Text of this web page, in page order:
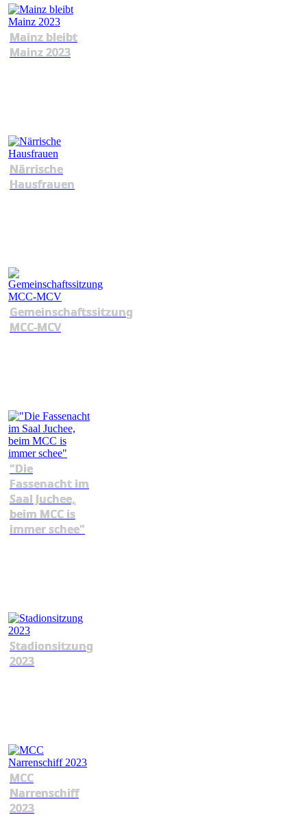
Mainz bleibt
Mainz 2023
Närrische
Hausfrauen
Gemeinschaftssitzung
MCC-MCV
"Die
Fassenacht im
Saal Juchee,
beim MCC is
immer schee"
Stadionsitzung
2023
MCC
Narrenschiff
2023